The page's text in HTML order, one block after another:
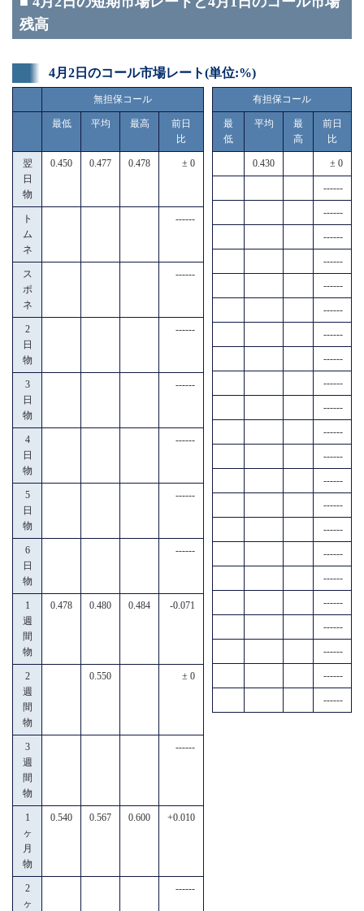
残高
4月2日のコール市場レート(単位:%)
無担保コール
最低 平均 最高
前日
比
翌
日
物
0.450 0.477 0.478 ± 0
ト
ム
ネ
------
ス
ポ
ネ
------
2
日
物
------
3
日
物
------
4
日
物
------
5
日
物
------
6
日
物
------
1
週
間
物
0.478 0.480 0.484 -0.071
2
週
間
物
0.550 ± 0
3
週
間
物
------
1
ヶ
月
物
0.540 0.567 0.600 +0.010
2
ヶ
------
有担保コール
最
低
平均
最
高
前日
比
0.430 ± 0
------
------
------
------
------
------
------
------
------
------
------
------
------
------
------
------
------
------
------
------
------
------